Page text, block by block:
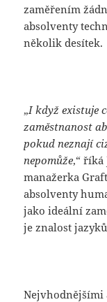
zaměřením
absolventy
několik desítek.
„I když existuje
zaměstnanost
pokud neznají
nepomůže,“ říká
manažerka
absolventy
jako ideální
je znalost
Nejvhodnějšími